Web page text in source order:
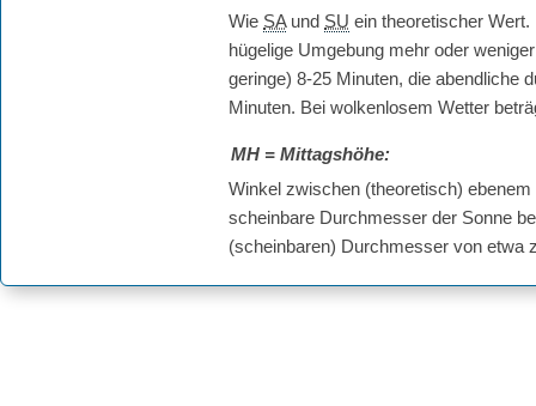
Wie SAund SU ein theoretischer
hügelige Umgebung mehr oder
geringe) 8-25 Minuten, die abendliche
Minuten. Bei wolkenlosem Wetter
MH = Mittagshöhe:
Winkel zwischen (theoretisch)
scheinbare Durchmesser der Sonne
(scheinbaren) Durchmesser von etwa